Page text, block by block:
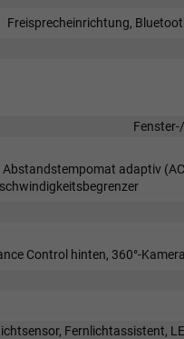
Freisprecheinrichtung,
adaptiv
Control hinten, 360°-
Fernlichtassistent,